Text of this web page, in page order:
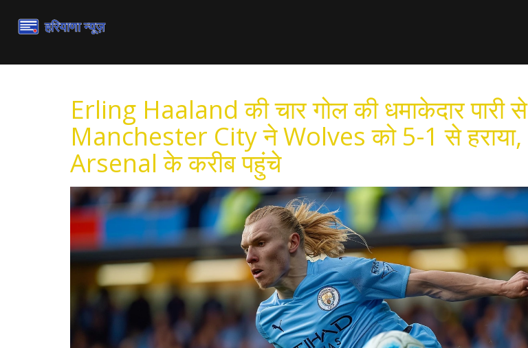
Erling Haaland की चार गोल की धमाकेदार पारी से
Manchester City ने Wolves को 5-1 से हराया,
Arsenal के करीब पहुंचे